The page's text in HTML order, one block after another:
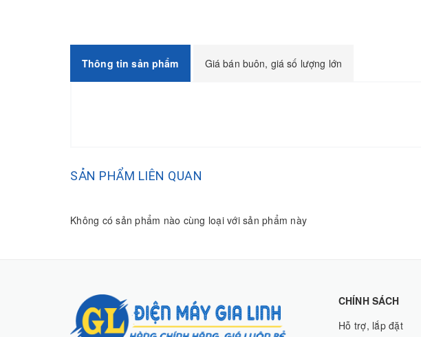
Thông tin sản phẩm Giá bán buôn, giá số lượng lớn
SẢN PHẨM LIÊN QUAN
Không có sản phẩm nào cùng loại với sản phẩm này
CHÍNH SÁCH
Hỗ trợ, lắp đặt